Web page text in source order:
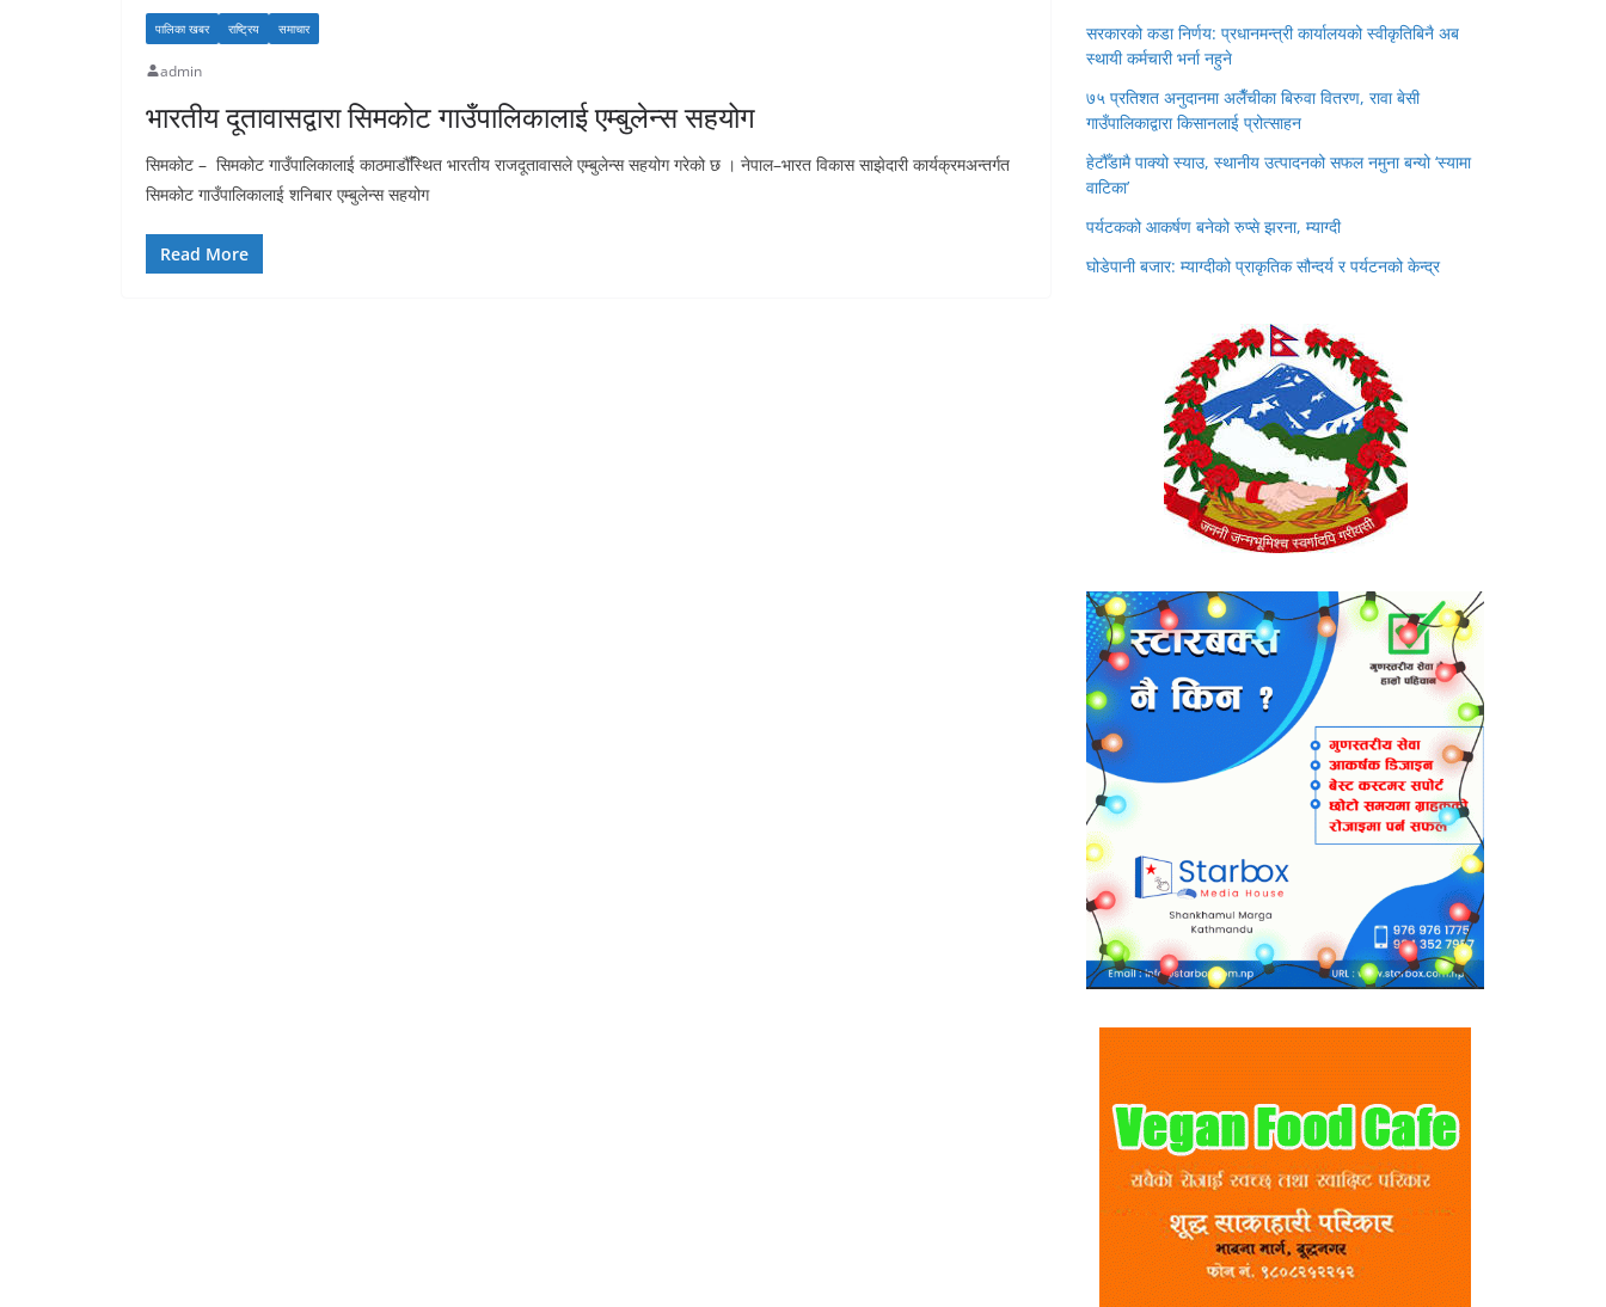
पालिका खबर राष्ट्रिय समाचार
admin
भारतीय दूतावासद्वारा सिमकोट गाउँपालिकालाई एम्बुलेन्स सहयोग
सिमकोट – सिमकोट गाउँपालिकालाई काठमाडौँस्थित भारतीय राजदूतावासले एम्बुलेन्स सहयोग गरेको छ । नेपाल–भारत विकास साझेदारी कार्यक्रमअन्तर्गत
सिमकोट गाउँपालिकालाई शनिबार एम्बुलेन्स सहयोग
Read More
सरकारको कडा निर्णय: प्रधानमन्त्री कार्यालयको स्वीकृतिबिनै अब
स्थायी कर्मचारी भर्ना नहुने
७५ प्रतिशत अनुदानमा अलैँचीका बिरुवा वितरण, रावा बेसी
गाउँपालिकाद्वारा किसानलाई प्रोत्साहन
हेटौँडामै पाक्यो स्याउ, स्थानीय उत्पादनको सफल नमुना बन्यो ‘स्यामा
वाटिका’
पर्यटकको आकर्षण बनेको रुप्से झरना, म्याग्दी
घोडेपानी बजार: म्याग्दीको प्राकृतिक सौन्दर्य र पर्यटनको केन्द्र